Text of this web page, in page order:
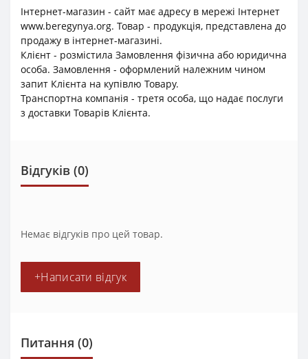
Інтернет-магазин - сайт має адресу в мережі Інтернет
www.beregynya.org. Товар - продукція, представлена до
продажу в інтернет-магазині.
Клієнт - розмістила Замовлення фізична або юридична
особа. Замовлення - оформлений належним чином
запит Клієнта на купівлю Товару.
Транспортна компанія - третя особа, що надає послуги
з доставки Товарів Клієнта.
Відгуків (0)
Немає відгуків про цей товар.
+Написати відгук
Питання (0)